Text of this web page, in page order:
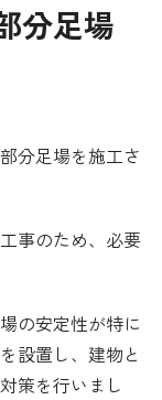
分足場
分足場を施工さ
事のため、必要
の安定性が特に
設置し、建物と
策を行いまし